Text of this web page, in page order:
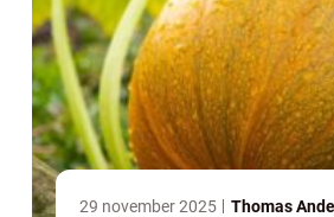
29 november 2025 Thomas